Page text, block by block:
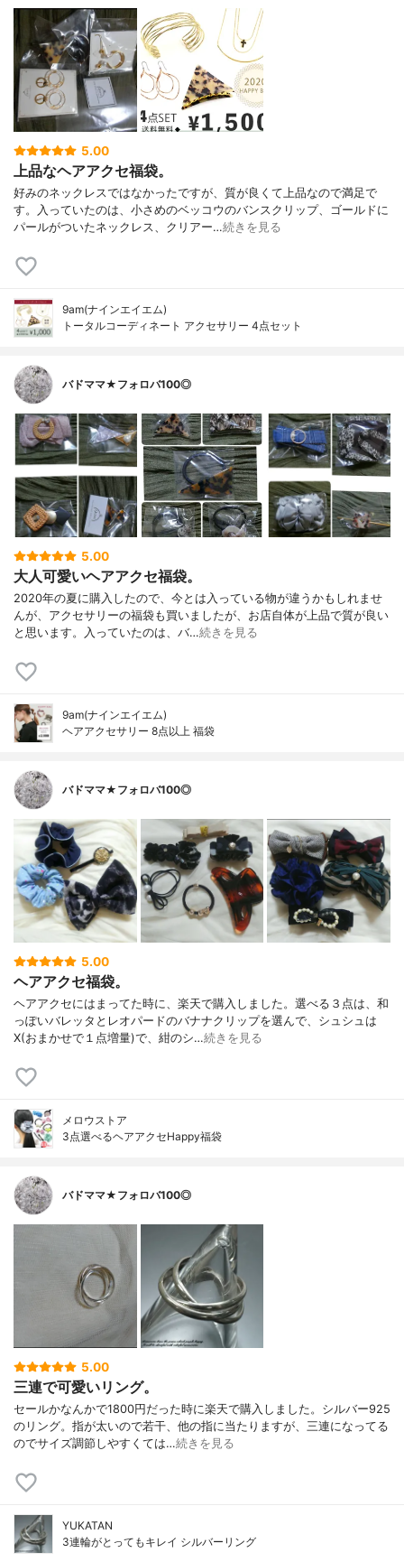
5.00
上品なヘアアクセ福袋。
好みのネックレスではなかったですが、質が良くて上品なので満足で
す。入っていたのは、小さめのベッコウのバンスクリップ、ゴールドに
パールがついたネックレス、クリアー…続きを見る
9am(ナインエイエム)
トータルコーディネート アクセサリー 4点セット
バドママ★フォロバ100◎
5.00
大人可愛いヘアアクセ福袋。
2020年の夏に購入したので、今とは入っている物が違うかもしれませ
んが、アクセサリーの福袋も買いましたが、お店自体が上品で質が良い
と思います。入っていたのは、バ…続きを見る
9am(ナインエイエム)
ヘアアクセサリー 8点以上 福袋
バドママ★フォロバ100◎
5.00
ヘアアクセ福袋。
ヘアアクセにはまってた時に、楽天で購入しました。選べる３点は、和
っぽいバレッタとレオパードのバナナクリップを選んで、シュシュは
X(おまかせで１点増量)で、紺のシ…続きを見る
メロウストア
3点選べるヘアアクセHappy福袋
バドママ★フォロバ100◎
5.00
三連で可愛いリング。
セールかなんかで1800円だった時に楽天で購入しました。シルバー925
のリング。指が太いので若干、他の指に当たりますが、三連になってる
のでサイズ調節しやすくては…続きを見る
YUKATAN
3連輪がとってもキレイ シルバーリング